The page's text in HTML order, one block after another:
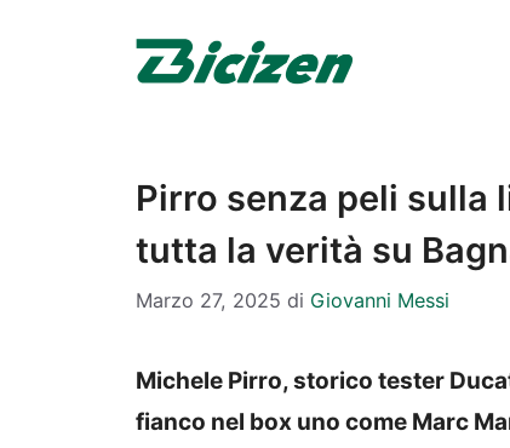
Pirro senza peli sulla
tutta la verità su
Marzo 27, 2025 di Giovanni Messi
Michele Pirro, storico tester
fianco nel box uno come Marc